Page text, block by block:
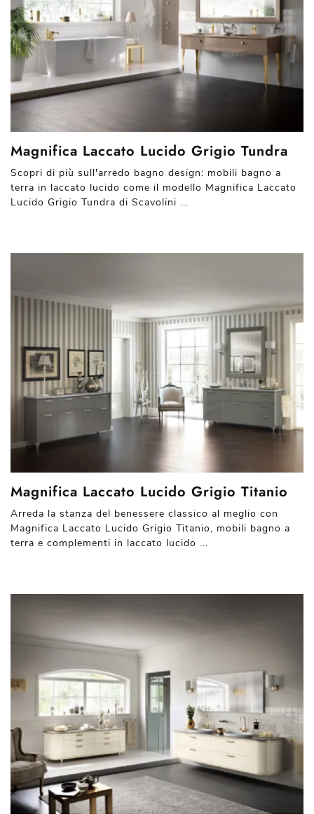
Magnifica Laccato Lucido Grigio Tundra
Scopri di più sull'arredo bagno design: mobili bagno a
terra in laccato lucido come il modello Magnifica Laccato
Lucido Grigio Tundra di Scavolini ...
Magnifica Laccato Lucido Grigio Titanio
Arreda la stanza del benessere classico al meglio con
Magnifica Laccato Lucido Grigio Titanio, mobili bagno a
terra e complementi in laccato lucido ...